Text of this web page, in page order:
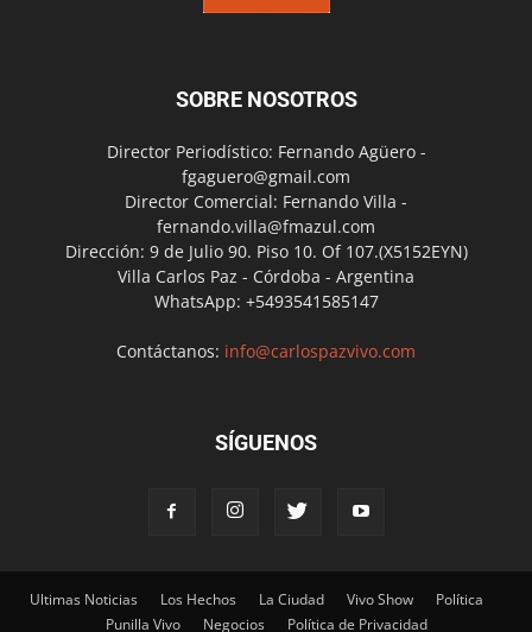
SOBRE NOSOTROS
Director Periodístico: Fernando Agüero -
fgaguero@gmail.com
Director Comercial: Fernando Villa -
fernando.villa@fmazul.com
Dirección: 9 de Julio 90. Piso 10. Of 107.(X5152EYN)
Villa Carlos Paz - Córdoba - Argentina
WhatsApp: +5493541585147
Contáctanos: info@carlospazvivo.com
SÍGUENOS
Ultimas Noticias Los Hechos La Ciudad Vivo Show
Política
Punilla Vivo
Negocios Política de Privacidad